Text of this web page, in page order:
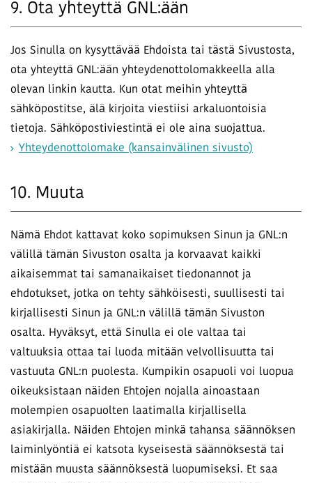
9. Ota yhteyttä GNL:ään
Jos Sinulla on kysyttävää Ehdoista tai tästä Sivustosta,
ota yhteyttä GNL:ään yhteydenottolomakkeella alla
olevan linkin kautta. Kun otat meihin yhteyttä
sähköpostitse, älä kirjoita viestiisi arkaluontoisia
tietoja. Sähköpostiviestintä ei ole aina suojattua.
Yhteydenottolomake (kansainvälinen sivusto)
10. Muuta
Nämä Ehdot kattavat koko sopimuksen Sinun ja GNL:n
välillä tämän Sivuston osalta ja korvaavat kaikki
aikaisemmat tai samanaikaiset tiedonannot ja
ehdotukset, jotka on tehty sähköisesti, suullisesti tai
kirjallisesti Sinun ja GNL:n välillä tämän Sivuston
osalta. Hyväksyt, että Sinulla ei ole valtaa tai
valtuuksia ottaa tai luoda mitään velvollisuutta tai
vastuuta GNL:n puolesta. Kumpikin osapuoli voi luopua
oikeuksistaan näiden Ehtojen nojalla ainoastaan
molempien osapuolten laatimalla kirjallisella
asiakirjalla. Näiden Ehtojen minkä tahansa säännöksen
laiminlyöntiä ei katsota kyseisestä säännöksestä tai
mistään muusta säännöksestä luopumiseksi. Et saa